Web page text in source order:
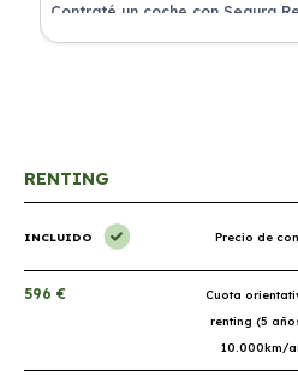
Contraté un coche con Segura
experiencia fantástica. Todo
RENTING
INCLUIDO Precio de
596 €
Cuota
renting (5
10.000km/